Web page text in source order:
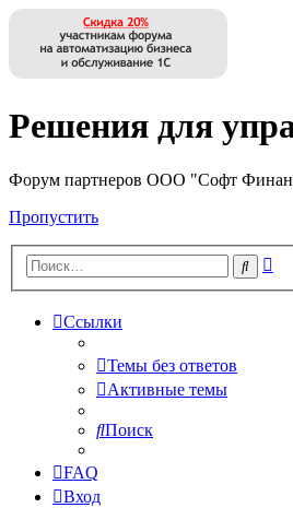
Решения для
Форум партнеров ООО "Софт
Пропустить
Поиск
Ссылки
Темы без ответов
Активные темы
Поиск
FAQ
Вход